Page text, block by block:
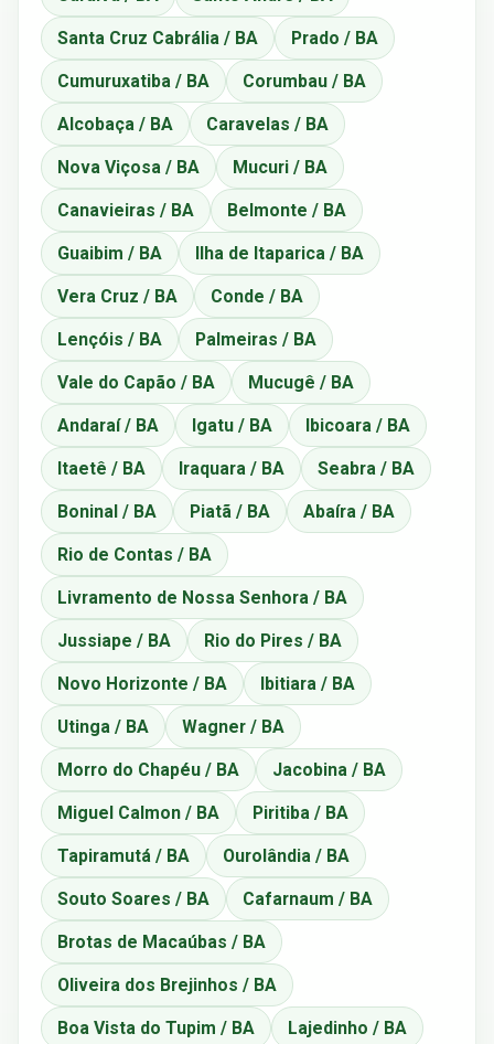
Santa Cruz Cabrália / BA Prado / BA
Cumuruxatiba / BA Corumbau / BA
Alcobaça / BA Caravelas / BA
Nova Viçosa / BA Mucuri / BA
Canavieiras / BA Belmonte / BA
Guaibim / BA Ilha de Itaparica / BA
Vera Cruz / BA Conde / BA
Lençóis / BA Palmeiras / BA
Vale do Capão / BA Mucugê / BA
Andaraí / BA Igatu / BA Ibicoara / BA
Itaetê / BA Iraquara / BA Seabra / BA
Boninal / BA Piatã / BA Abaíra / BA
Rio de Contas / BA
Livramento de Nossa Senhora / BA
Jussiape / BA Rio do Pires / BA
Novo Horizonte / BA Ibitiara / BA
Utinga / BA Wagner / BA
Morro do Chapéu / BA Jacobina / BA
Miguel Calmon / BA Piritiba / BA
Tapiramutá / BA Ourolândia / BA
Souto Soares / BA Cafarnaum / BA
Brotas de Macaúbas / BA
Oliveira dos Brejinhos / BA
Boa Vista do Tupim / BA Lajedinho / BA